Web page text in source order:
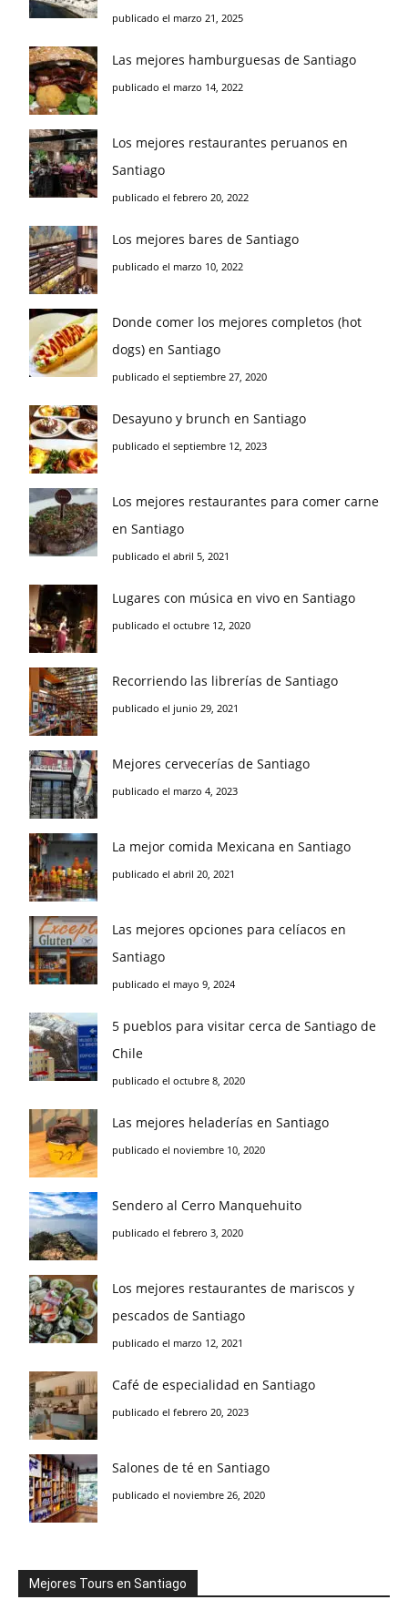
publicado el marzo 21, 2025
Las mejores hamburguesas de Santiago
publicado el marzo 14, 2022
Los mejores restaurantes peruanos en
Santiago
publicado el febrero 20, 2022
Los mejores bares de Santiago
publicado el marzo 10, 2022
Donde comer los mejores completos (hot
dogs) en Santiago
publicado el septiembre 27, 2020
Desayuno y brunch en Santiago
publicado el septiembre 12, 2023
Los mejores restaurantes para comer carne
en Santiago
publicado el abril 5, 2021
Lugares con música en vivo en Santiago
publicado el octubre 12, 2020
Recorriendo las librerías de Santiago
publicado el junio 29, 2021
Mejores cervecerías de Santiago
publicado el marzo 4, 2023
La mejor comida Mexicana en Santiago
publicado el abril 20, 2021
Las mejores opciones para celíacos en
Santiago
publicado el mayo 9, 2024
5 pueblos para visitar cerca de Santiago de
Chile
publicado el octubre 8, 2020
Las mejores heladerías en Santiago
publicado el noviembre 10, 2020
Sendero al Cerro Manquehuito
publicado el febrero 3, 2020
Los mejores restaurantes de mariscos y
pescados de Santiago
publicado el marzo 12, 2021
Café de especialidad en Santiago
publicado el febrero 20, 2023
Salones de té en Santiago
publicado el noviembre 26, 2020
Mejores Tours en Santiago